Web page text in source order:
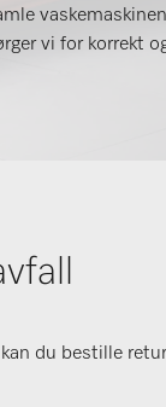
vi for korrekt
du bestille